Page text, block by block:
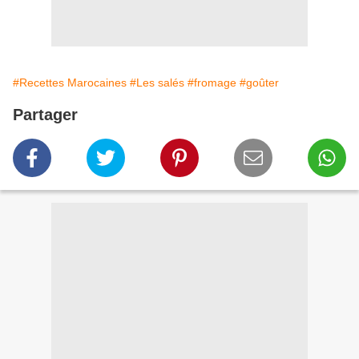
#Recettes Marocaines #Les salés #fromage #goûter
Partager